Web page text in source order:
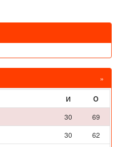
»
И
O
30
69
30
62